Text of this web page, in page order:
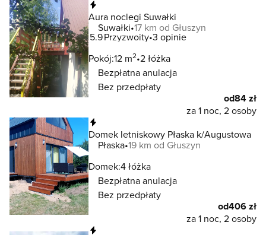
Aura noclegi Suwałki
Suwałki 17 km od Głuszyn
5.9Przyzwoity 3 opinie
Pokój:12 m2 2 łóżka
Bezpłatna anulacja
Bez przedpłaty
od84 zł
za 1 noc, 2 osoby
Domek letniskowy Płaska k/Augustowa
Płaska 19 km od Głuszyn
Domek:4 łóżka
Bezpłatna anulacja
Bez przedpłaty
od406 zł
za 1 noc, 2 osoby